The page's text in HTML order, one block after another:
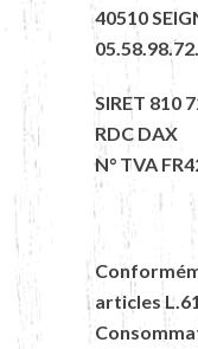
40510
SIRET 810
RDC DAX
N° TVA
articles